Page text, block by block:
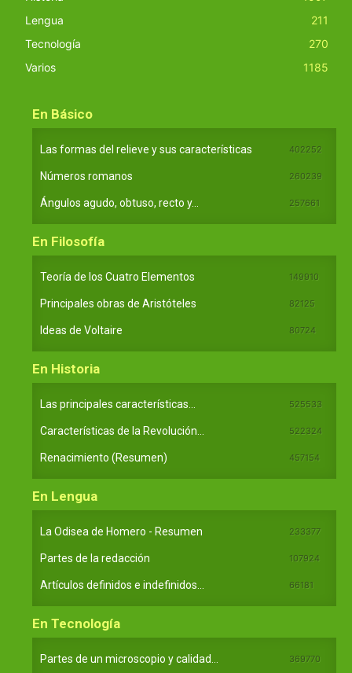
Lengua
211
Tecnología
270
Varios
1185
En Básico
Las formas del relieve y sus características 402252
Números romanos 260239
Ángulos agudo, obtuso, recto y... 257661
En Filosofía
Teoría de los Cuatro Elementos 149910
Principales obras de Aristóteles 82125
Ideas de Voltaire 80724
En Historia
Las principales características... 525533
Características de la Revolución... 522324
Renacimiento (Resumen) 457154
En Lengua
La Odisea de Homero - Resumen 233377
Partes de la redacción 107924
Artículos definidos e indefinidos... 66181
En Tecnología
Partes de un microscopio y calidad... 369770